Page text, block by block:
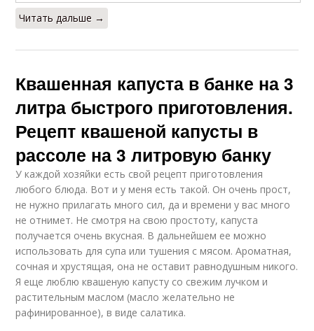
Читать дальше →
Квашенная капуста в банке на 3
литра быстрого приготовления.
Рецепт квашеной капусты в
рассоле на 3 литровую банку
У каждой хозяйки есть свой рецепт приготовления
любого блюда. Вот и у меня есть такой. Он очень прост,
не нужно прилагать много сил, да и времени у вас много
не отнимет. Не смотря на свою простоту, капуста
получается очень вкусная. В дальнейшем ее можно
использовать для супа или тушения с мясом. Ароматная,
сочная и хрустящая, она не оставит равнодушным никого.
Я еще люблю квашеную капусту со свежим лучком и
растительным маслом (масло желательно не
рафинированное), в виде салатика.